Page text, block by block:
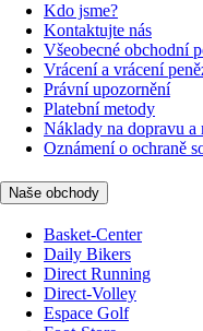
Kdo jsme?
Kontaktujte nás
Všeobecné obchodní
Vrácení a vrácení
Právní upozornění
Platební metody
Náklady na dopravu a
Oznámení o ochraně
Naše obchody
Basket-Center
Daily Bikers
Direct Running
Direct-Volley
Espace Golf